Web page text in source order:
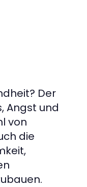
Der
Angst und
von
die